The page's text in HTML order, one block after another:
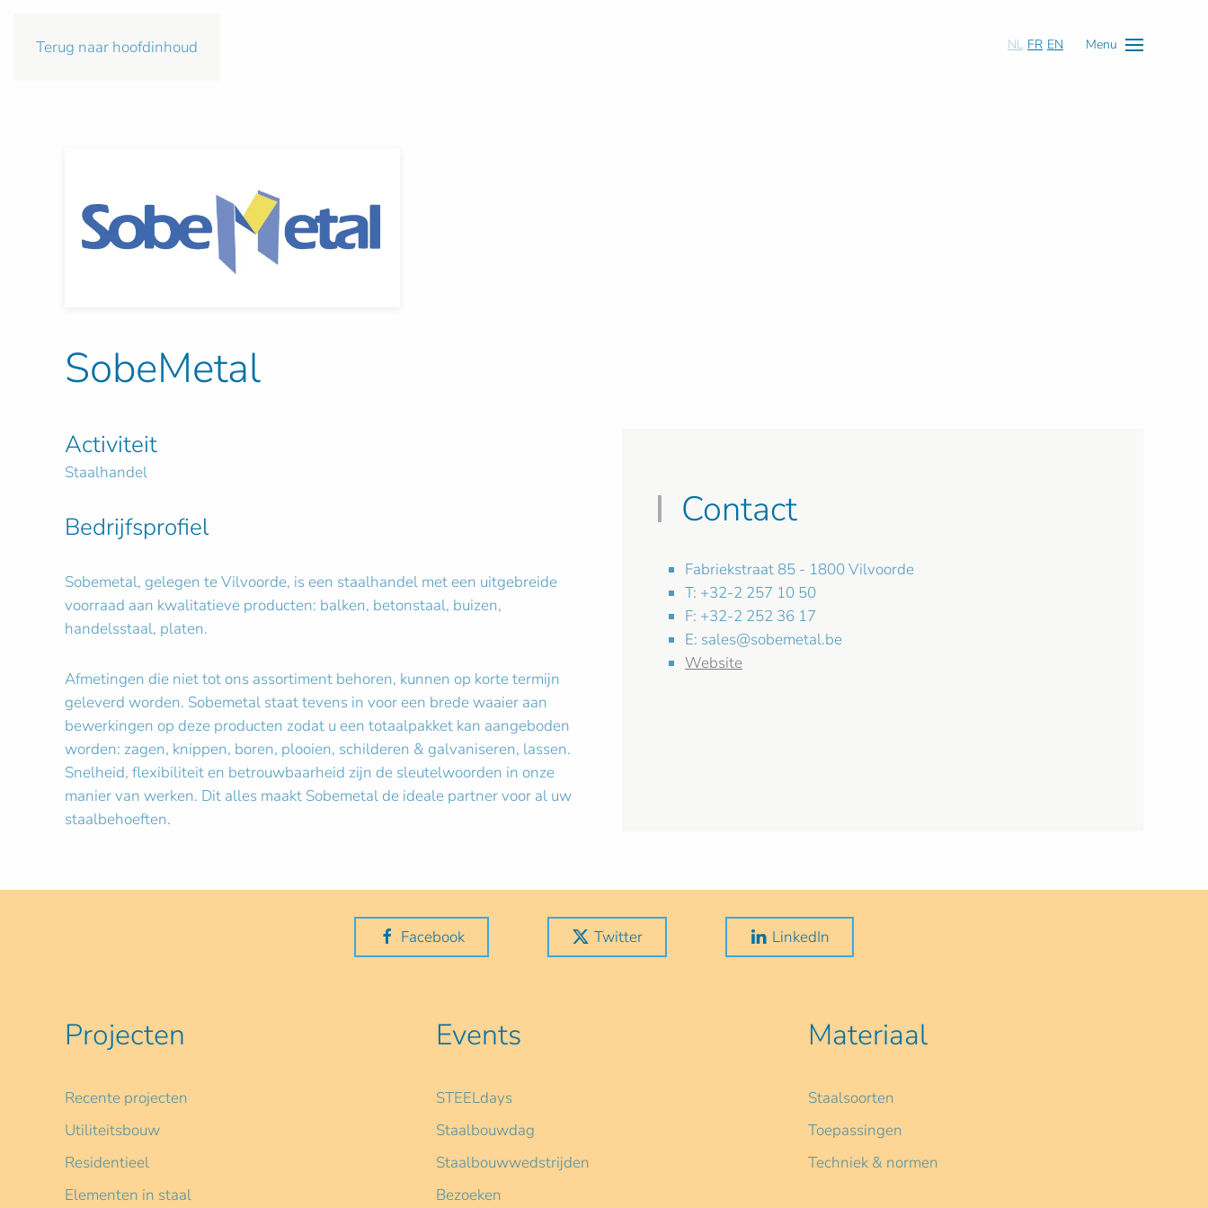
Terug naar hoofdinhoud NL FR EN Menu
SobeMetal
Activiteit
Staalhandel
Bedrijfsprofiel
Sobemetal, gelegen te Vilvoorde, is een staalhandel met een uitgebreide
voorraad aan kwalitatieve producten: balken, betonstaal, buizen,
handelsstaal, platen.
Afmetingen die niet tot ons assortiment behoren, kunnen op korte termijn
geleverd worden. Sobemetal staat tevens in voor een brede waaier aan
bewerkingen op deze producten zodat u een totaalpakket kan aangeboden
worden: zagen, knippen, boren, plooien, schilderen & galvaniseren, lassen.
Snelheid, flexibiliteit en betrouwbaarheid zijn de sleutelwoorden in onze
manier van werken. Dit alles maakt Sobemetal de ideale partner voor al uw
staalbehoeften.
Contact
Fabriekstraat 85 - 1800 Vilvoorde
T: +32-2 257 10 50
F: +32-2 252 36 17
E: sales@sobemetal.be
Website
Facebook Twitter LinkedIn
Projecten
Recente projecten
Utiliteitsbouw
Residentieel
Elementen in staal
Events
STEELdays
Staalbouwdag
Staalbouwwedstrijden
Bezoeken
Materiaal
Staalsoorten
Toepassingen
Techniek & normen